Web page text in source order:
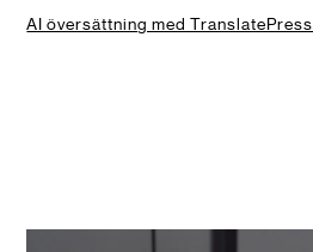
AI översättning med